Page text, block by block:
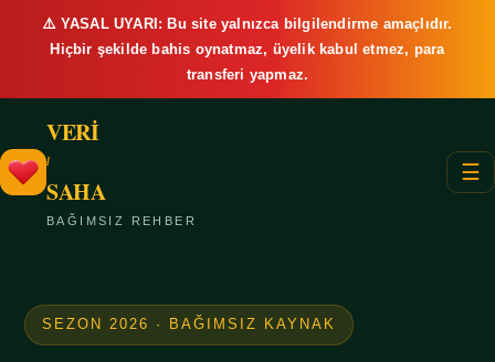
⚠️ YASAL UYARI: Bu site yalnızca bilgilendirme amaçlıdır.
Hiçbir şekilde bahis oynatmaz, üyelik kabul etmez, para
transferi yapmaz.
VERİ
/
SAHA
BAĞIMSIZ REHBER
☰
SEZON 2026 · BAĞIMSIZ KAYNAK